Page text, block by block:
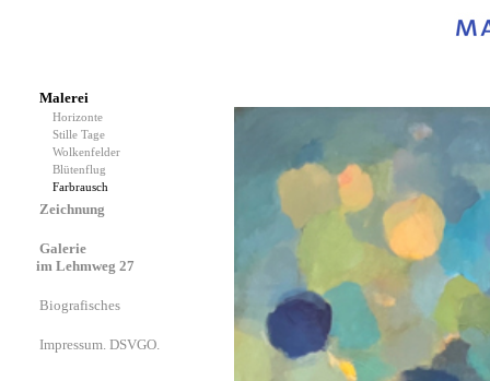
Malerei
Horizonte
Stille Tage
Wolkenfelder
Blütenflug
Farbrausch
Zeichnung
Galerie
im Lehmweg 27
Biografisches
Impressum. DSVGO.